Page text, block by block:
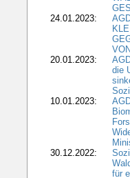
24.01.2023:
20.01.2023:
die
10.01.2023:
30.12.2022:
für